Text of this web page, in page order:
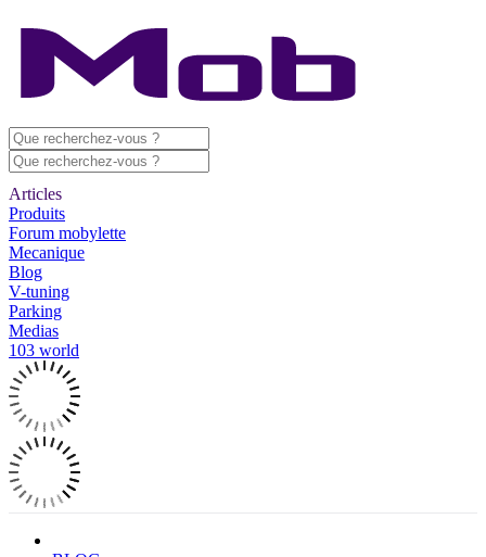
Articles
Produits
Forum mobylette
Mecanique
Blog
V-tuning
Parking
Medias
103 world